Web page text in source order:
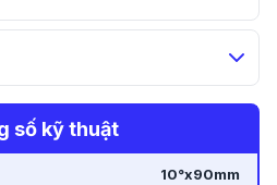
số kỹ thuật
10°x90mm